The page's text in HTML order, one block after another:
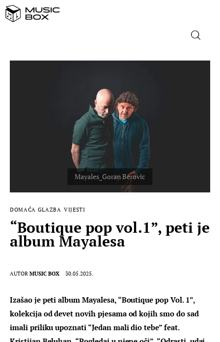
DOMAĆA GLAZBA
STRANA GLAZBA
MUSIC BOX
DOMAĆA GLAZBA VIJESTI
“Boutique pop vol.1”, peti je
album Mayalesa
AUTOR MUSIC BOX 30.05.2025.
Izašao je peti album Mayalesa, “Boutique pop Vol. 1”,
kolekcija od devet novih pjesama od kojih smo do sad
imali priliku upoznati “Jedan mali dio tebe” feat.